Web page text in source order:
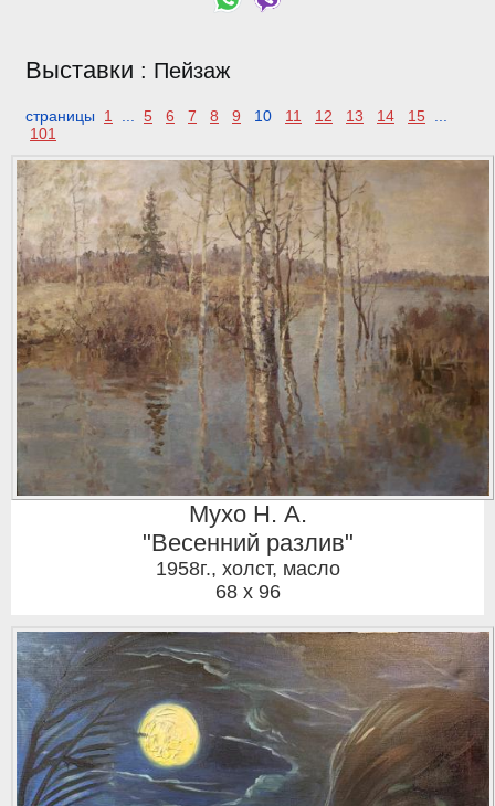
Выставки : Пейзаж
страницы 1 ... 5 6 7 8 9 10 11 12 13 14 15 ...
101
Мухо Н. А.
"Весенний разлив"
1958г., холст, масло
68 x 96